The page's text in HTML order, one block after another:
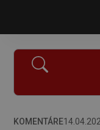
KOMENTÁRE